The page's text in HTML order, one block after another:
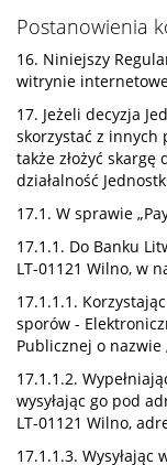
Postanowienia
16. Niniejszy
witrynie
17. Jeżeli decyzja
skorzystać z innych
także złożyć
działalność
17.1. W sprawie
17.1.1. Do Banku
LT-01121 Wilno, w
17.1.1.1.
sporów -
Publicznej o nazwie
17.1.1.2.
wysyłając go pod
LT-01121 Wilno,
17.1.1.3.